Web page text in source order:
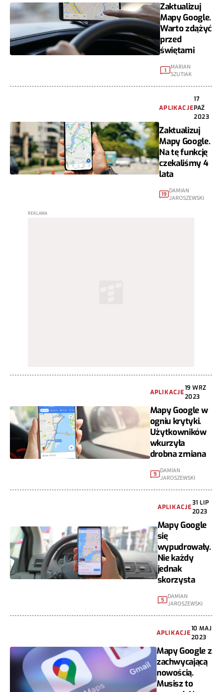
Zaktualizuj
Mapy Google.
Warto zdążyć
przed
świętami
1
MARIAN
SZUTIAK
APLIKACJE
17
PAŹ
2023
Zaktualizuj
Mapy Google.
Na tę funkcję
czekaliśmy 4
lata
19 DAMIAN
JAROSZEWSKI
APLIKACJE
19 WRZ
2023
Mapy Google w
ogniu krytyki.
Użytkowników
wkurzyła
drobna zmiana
9
DAMIAN
JAROSZEWSKI
APLIKACJE
31 LIP
2023
Mapy Google
się
wypudrowały.
Nie każdy
jednak
skorzysta
5 DAMIAN
JAROSZEWSKI
APLIKACJE
10 MAJ
2023
Mapy Google z
zachwycającą
nowością.
Musisz to